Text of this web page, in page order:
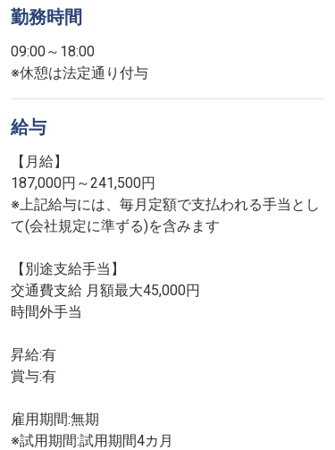
勤務時間
09:00～18:00
※休憩は法定通り付与
給与
【月給】
187,000円～241,500円
※上記給与には、毎月定額で支払われる手当とし
て(会社規定に準ずる)を含みます
【別途支給手当】
交通費支給 月額最大45,000円
時間外手当
昇給:有
賞与:有
雇用期間:無期
※試用期間:試用期間4カ月